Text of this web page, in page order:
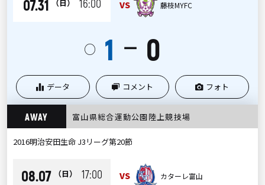
07.31 （日） 16:00 VS 藤枝MYFC
○ 1 ー 0
データ コメント フォト
AWAY 富山県総合運動公園陸上競技場
2016明治安田生命 J3リーグ第20節
08.07 （日） 17:00 VS カターレ富山